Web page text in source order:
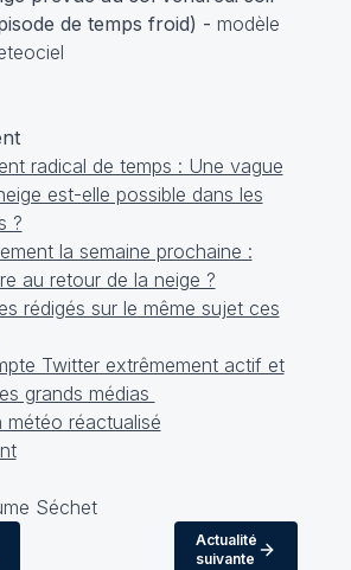
de temps froid) - modèle
radical de temps : Une vague
est-elle possible dans les
?
la semaine prochaine :
au retour de la neige ?
rédigés sur le même sujet ces
Twitter extrêmement actif et
grands médias
météo réactualisé
Séchet
Actualité
suivante